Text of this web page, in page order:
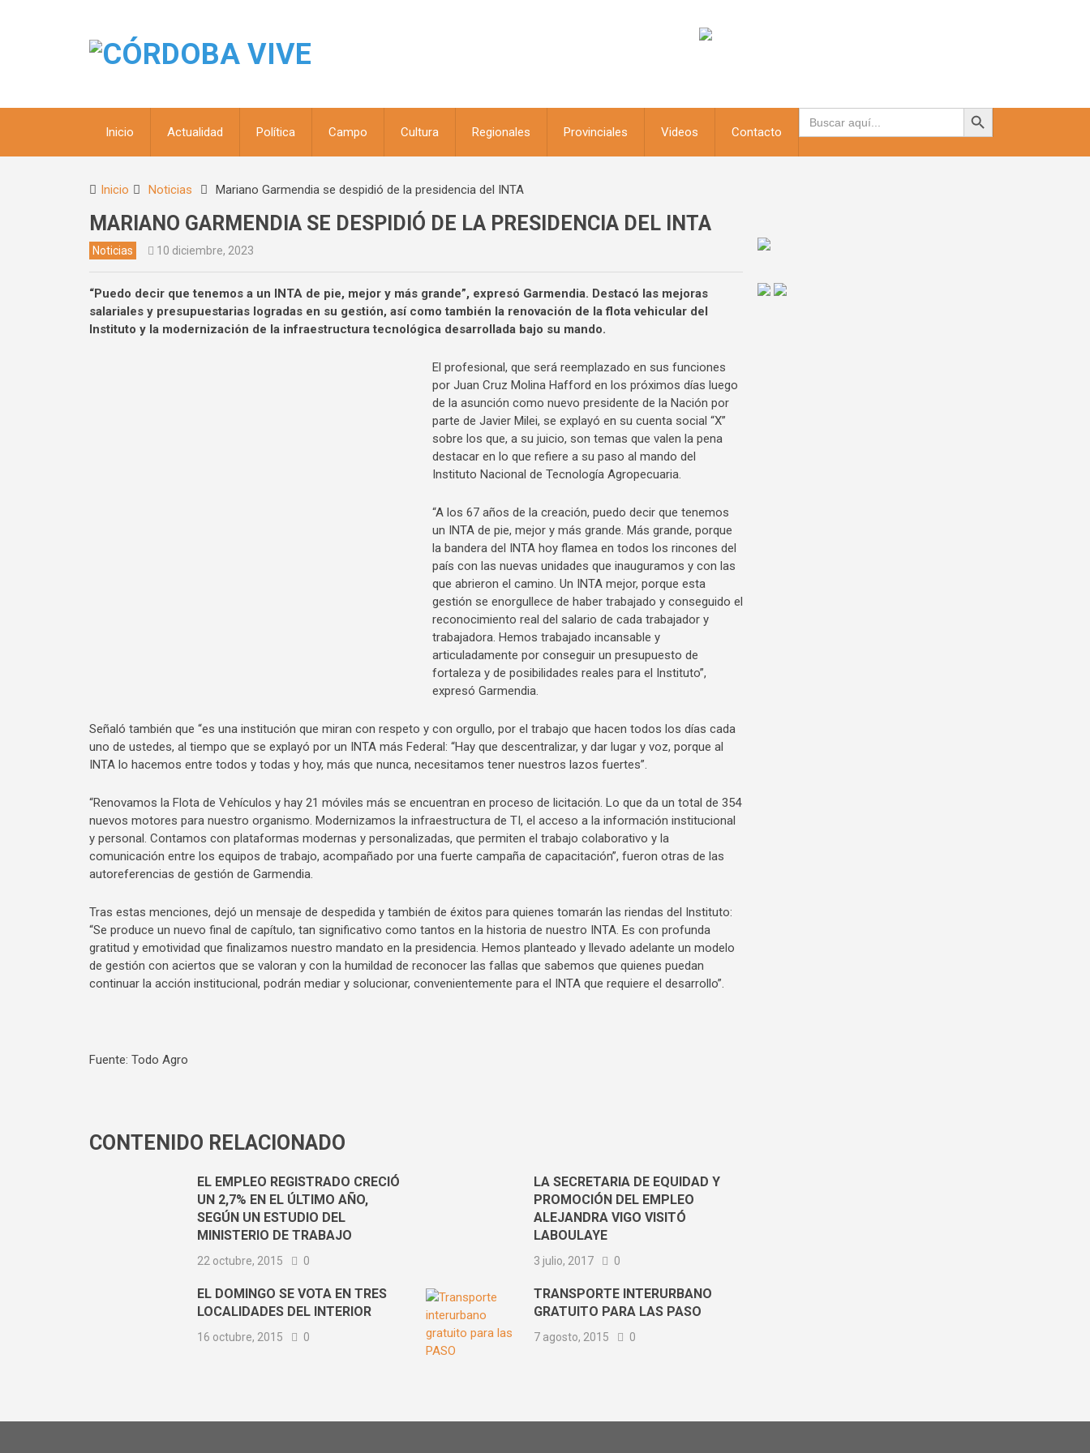
Inicio Actualidad Política Campo Cultura Regionales Provinciales Videos Contacto
Buscar: Botón de búsqueda
Inicio Noticias Mariano Garmendia se despidió de la presidencia del INTA
MARIANO GARMENDIA SE DESPIDIÓ DE LA PRESIDENCIA DEL INTA
Noticias 10 diciembre, 2023
“Puedo decir que tenemos a un INTA de pie, mejor y más grande”, expresó Garmendia. Destacó las mejoras
salariales y presupuestarias logradas en su gestión, así como también la renovación de la flota vehicular del
Instituto y la modernización de la infraestructura tecnológica desarrollada bajo su mando.
El profesional, que será reemplazado en sus funciones
por Juan Cruz Molina Hafford en los próximos días luego
de la asunción como nuevo presidente de la Nación por
parte de Javier Milei, se explayó en su cuenta social “X”
sobre los que, a su juicio, son temas que valen la pena
destacar en lo que refiere a su paso al mando del
Instituto Nacional de Tecnología Agropecuaria.
“A los 67 años de la creación, puedo decir que tenemos
un INTA de pie, mejor y más grande. Más grande, porque
la bandera del INTA hoy flamea en todos los rincones del
país con las nuevas unidades que inauguramos y con las
que abrieron el camino. Un INTA mejor, porque esta
gestión se enorgullece de haber trabajado y conseguido el
reconocimiento real del salario de cada trabajador y
trabajadora. Hemos trabajado incansable y
articuladamente por conseguir un presupuesto de
fortaleza y de posibilidades reales para el Instituto”,
expresó Garmendia.
Señaló también que “es una institución que miran con respeto y con orgullo, por el trabajo que hacen todos los días cada
uno de ustedes, al tiempo que se explayó por un INTA más Federal: “Hay que descentralizar, y dar lugar y voz, porque al
INTA lo hacemos entre todos y todas y hoy, más que nunca, necesitamos tener nuestros lazos fuertes”.
“Renovamos la Flota de Vehículos y hay 21 móviles más se encuentran en proceso de licitación. Lo que da un total de 354
nuevos motores para nuestro organismo. Modernizamos la infraestructura de TI, el acceso a la información institucional
y personal. Contamos con plataformas modernas y personalizadas, que permiten el trabajo colaborativo y la
comunicación entre los equipos de trabajo, acompañado por una fuerte campaña de capacitación”, fueron otras de las
autoreferencias de gestión de Garmendia.
Tras estas menciones, dejó un mensaje de despedida y también de éxitos para quienes tomarán las riendas del Instituto:
“Se produce un nuevo final de capítulo, tan significativo como tantos en la historia de nuestro INTA. Es con profunda
gratitud y emotividad que finalizamos nuestro mandato en la presidencia. Hemos planteado y llevado adelante un modelo
de gestión con aciertos que se valoran y con la humildad de reconocer las fallas que sabemos que quienes puedan
continuar la acción institucional, podrán mediar y solucionar, convenientemente para el INTA que requiere el desarrollo”.
Fuente: Todo Agro
CONTENIDO RELACIONADO
EL EMPLEO REGISTRADO CRECIÓ
UN 2,7% EN EL ÚLTIMO AÑO,
SEGÚN UN ESTUDIO DEL
MINISTERIO DE TRABAJO
22 octubre, 2015 0
LA SECRETARIA DE EQUIDAD Y
PROMOCIÓN DEL EMPLEO
ALEJANDRA VIGO VISITÓ
LABOULAYE
3 julio, 2017 0
EL DOMINGO SE VOTA EN TRES
LOCALIDADES DEL INTERIOR
16 octubre, 2015 0
TRANSPORTE INTERURBANO
GRATUITO PARA LAS PASO
7 agosto, 2015 0